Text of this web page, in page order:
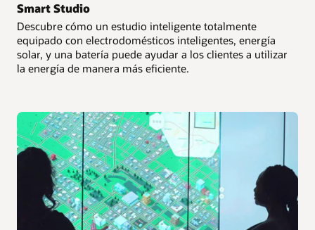
Smart Studio
Descubre cómo un estudio inteligente totalmente
equipado con electrodomésticos inteligentes, energía
solar, y una batería puede ayudar a los clientes a utilizar
la energía de manera más eficiente.